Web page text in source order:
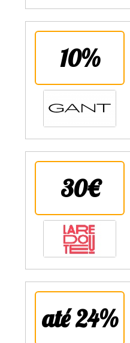
10%
30€
até 24%